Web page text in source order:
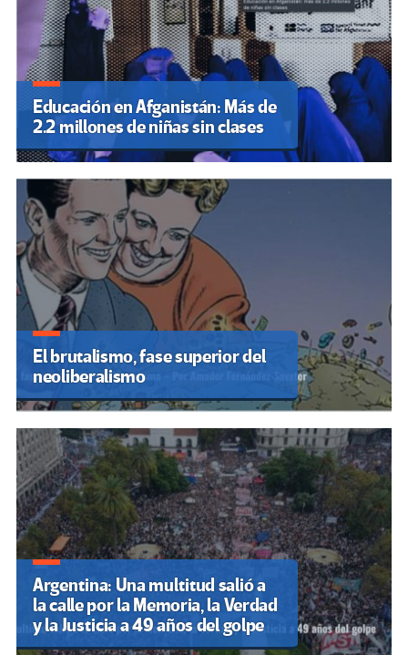
Educación en Afganistán: Más de
2.2 millones de niñas sin clases
El brutalismo, fase superior del
neoliberalismo
Argentina: Una multitud salió a
la calle por la Memoria, la Verdad
y la Justicia a 49 años del golpe